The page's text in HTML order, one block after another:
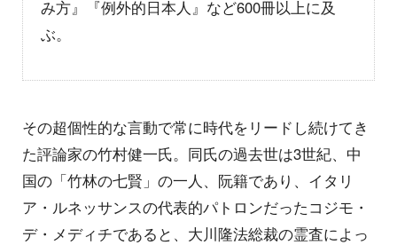
み方』『例外的日本人』など600冊以上に及
ぶ。
その超個性的な言動で常に時代をリードし続けてき
た評論家の竹村健一氏。同氏の過去世は3世紀、中
国の「竹林の七賢」の一人、阮籍であり、イタリ
ア・ルネッサンスの代表的パトロンだったコジモ・
デ・メディチであると、大川隆法総裁の霊査によっ